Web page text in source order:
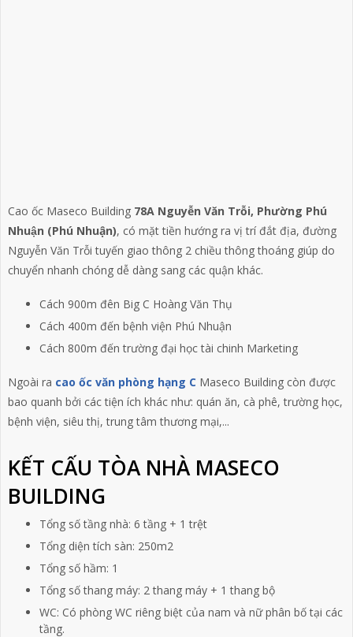
Cao ốc Maseco Building 78A Nguyễn Văn Trỗi, Phường Phú
Nhuận (Phú Nhuận), có mặt tiền hướng ra vị trí đắt địa, đường
Nguyễn Văn Trỗi tuyến giao thông 2 chiều thông thoáng giúp do
chuyển nhanh chóng dễ dàng sang các quận khác.
Cách 900m đên Big C Hoàng Văn Thụ
Cách 400m đến bệnh viện Phú Nhuận
Cách 800m đến trường đại học tài chinh Marketing
Ngoài ra cao ốc văn phòng hạng CMaseco Building còn được
bao quanh bởi các tiện ích khác như: quán ăn, cà phê, trường học,
bệnh viện, siêu thị, trung tâm thương mại,...
KẾT CẤU TÒA NHÀ MASECO
BUILDING
Tổng số tầng nhà: 6 tầng + 1 trệt
Tổng diện tích sàn: 250m2
Tổng số hầm: 1
Tổng số thang máy: 2 thang máy + 1 thang bộ
WC: Có phòng WC riêng biệt của nam và nữ phân bố tại các
tầng.